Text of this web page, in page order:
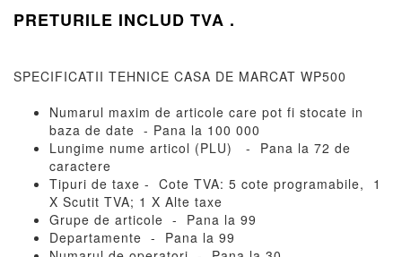
PRETURILE INCLUD TVA .
SPECIFICATII TEHNICE CASA DE MARCAT WP500
Numarul maxim de articole care pot fi stocate in
baza de date - Pana la 100 000
Lungime nume articol (PLU) - Pana la 72 de
caractere
Tipuri de taxe - Cote TVA: 5 cote programabile, 1
X Scutit TVA; 1 X Alte taxe
Grupe de articole - Pana la 99
Departamente - Pana la 99